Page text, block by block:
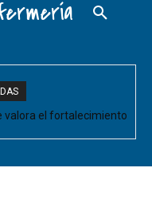
valora el fortalecimiento
para...